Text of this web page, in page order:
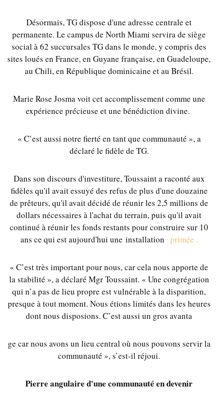
Désormais, TG dispose d'une adresse centrale et
permanente. Le campus de North Miami servira de siège
social à 62 succursales TG dans le monde, y compris des
sites loués en France, en Guyane française, en Guadeloupe,
au Chili, en République dominicaine et au Brésil.
Marie Rose Josma voit cet accomplissement comme une
expérience précieuse et une bénédiction divine.
« C’est aussi notre fierté en tant que communauté », a
déclaré le fidèle de TG.
Dans son discours d'investiture, Toussaint a raconté aux
fidèles qu'il avait essuyé des refus de plus d'une douzaine
de prêteurs, qu'il avait décidé de réunir les 2,5 millions de
dollars nécessaires à l'achat du terrain, puis qu'il avait
continué à réunir les fonds restants pour construire sur 10
ans ce qui est aujourd'hui une installation primée .
« C’est très important pour nous, car cela nous apporte de
la stabilité », a déclaré Mgr Toussaint. « Une congrégation
qui n’a pas de lieu propre est vulnérable à la disparition,
presque à tout moment. Nous étions limités dans les heures
dont nous disposions. C’est aussi un gros avanta
ge car nous avons un lieu central où nous pouvons servir la
communauté », s’est-il réjoui.
Pierre angulaire d'une communauté en devenir